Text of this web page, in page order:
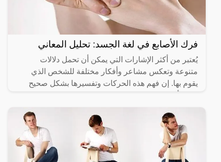
فرك الأصابع في لغة الجسد: تحليل المعاني
يُعتبر من أكثر الإشارات التي يمكن أن تحمل دلالات
متنوعة وتعكس مشاعر وأفكار مختلفة للشخص الذي
يقوم بها. إن فهم هذه الحركات وتفسيرها بشكل صحيح